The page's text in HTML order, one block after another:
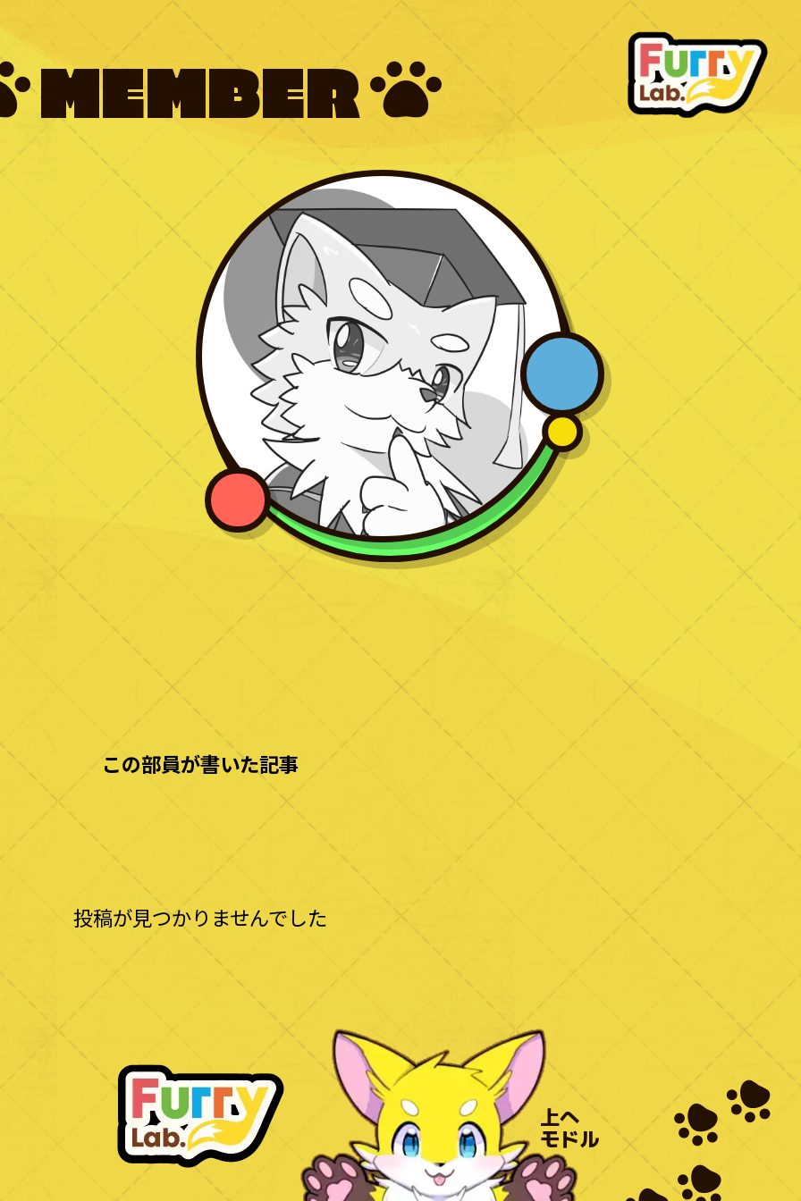
MEMBER
この部員が書いた記事
投稿が見つかりませんでした
上へ
モドル